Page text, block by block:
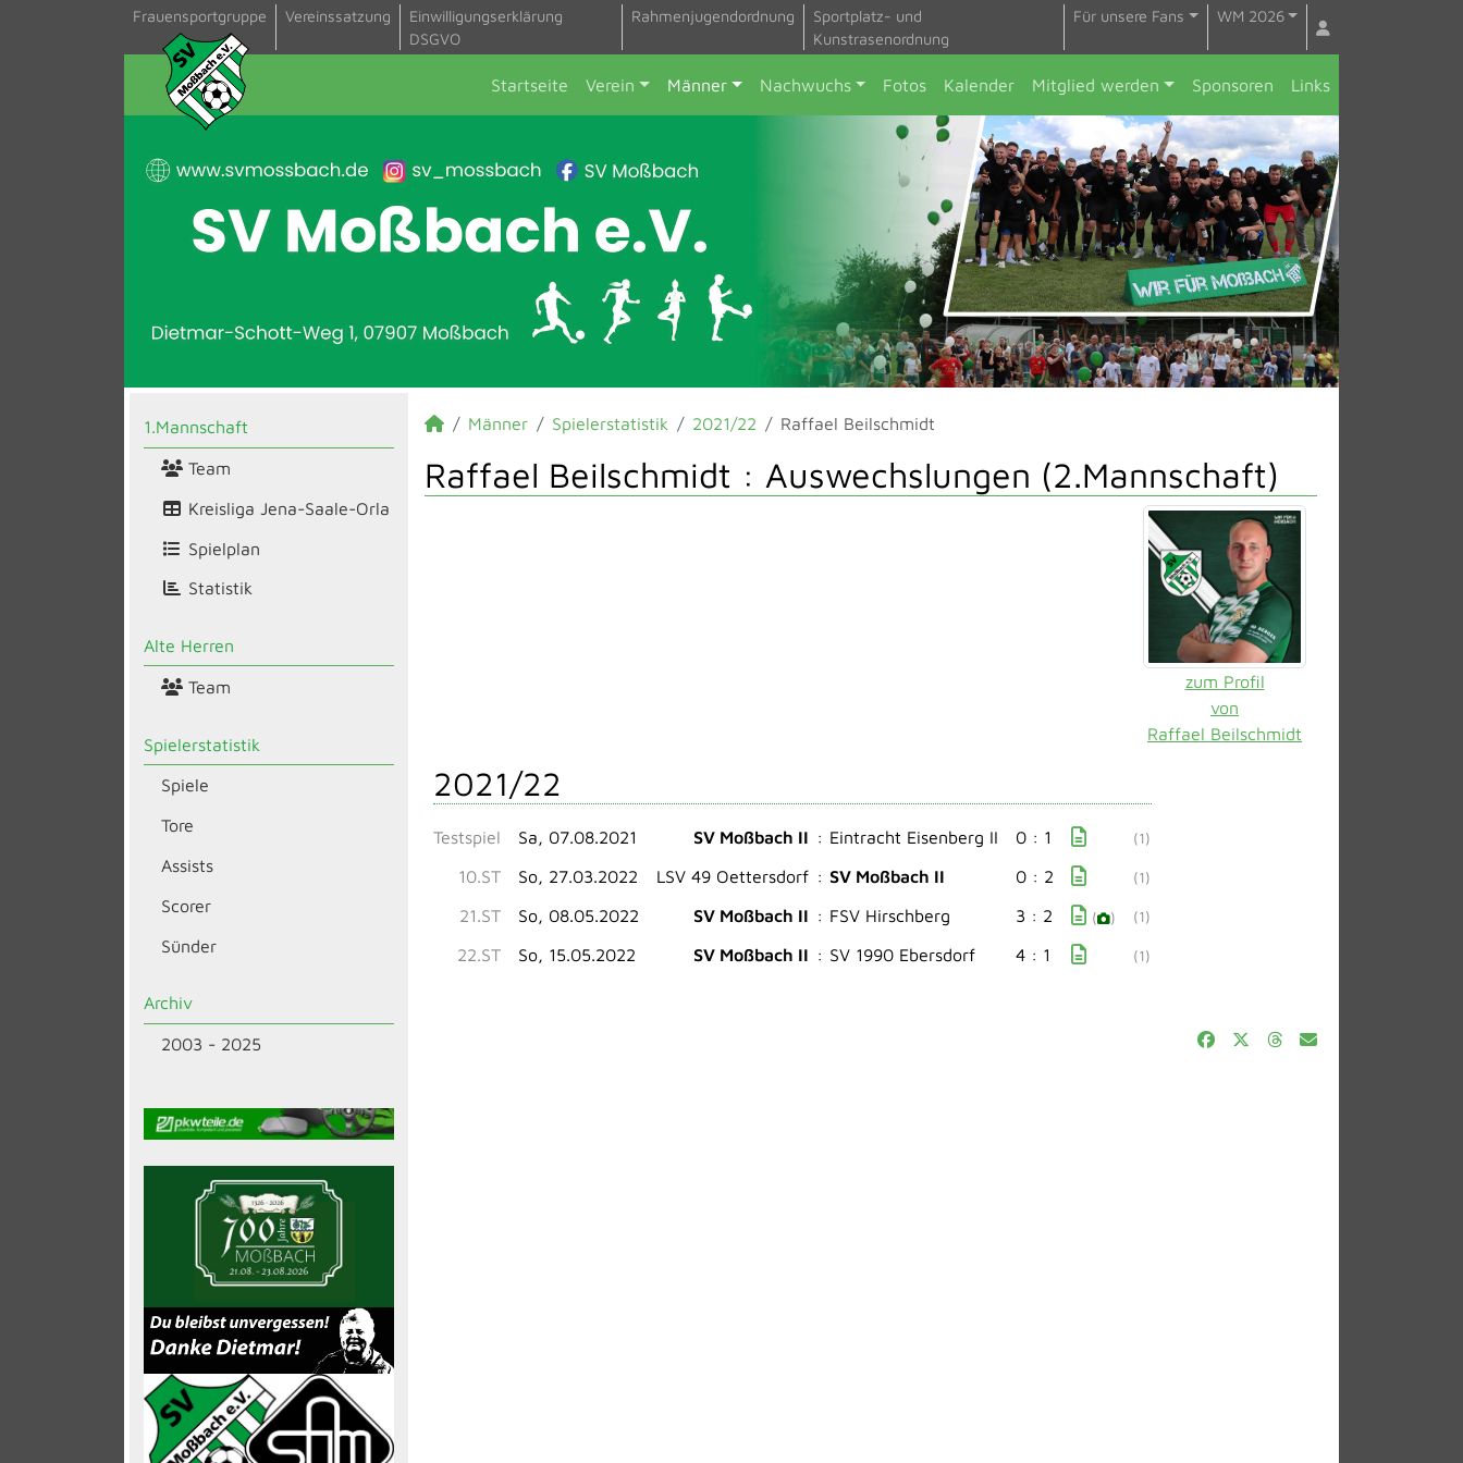
Frauensportgruppe Vereinssatzung
Einwilligungserklärung
DSGVO
Rahmenjugendordnung
Sportplatz- und
Kunstrasenordnung
Für unsere Fans WM 2026
Startseite Verein Männer Nachwuchs Fotos Kalender Mitglied werden Sponsoren Links
1.Mannschaft
Team
Kreisliga Jena-Saale-Orla
Spielplan
Statistik
Alte Herren
Team
Spielerstatistik
Spiele
Tore
Assists
Scorer
Sünder
Archiv
2003 - 2025
Männer Spielerstatistik 2021/22 Raffael Beilschmidt
Raffael Beilschmidt : Auswechslungen (2.Mannschaft)
zum Profil
von
Raffael Beilschmidt
2021/22
Testspiel Sa, 07.08.2021 SV Moßbach II : Eintracht Eisenberg II 0 : 1 (1)
10.ST So, 27.03.2022 LSV 49 Oettersdorf : SV Moßbach II 0 : 2 (1)
21.ST So, 08.05.2022 SV Moßbach II : FSV Hirschberg 3 : 2 ( ) (1)
22.ST So, 15.05.2022 SV Moßbach II : SV 1990 Ebersdorf 4 : 1 (1)